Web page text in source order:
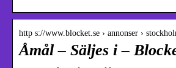
http s://www.blocket.se › annonser ›
Åmål – Säljes i –